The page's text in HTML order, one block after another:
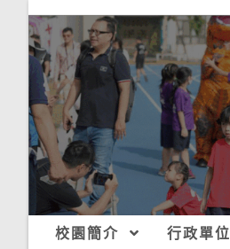
校園簡介 行政單位